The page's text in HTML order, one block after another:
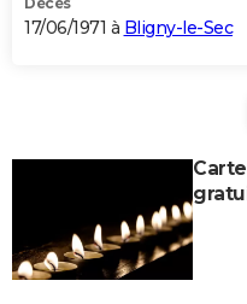
17/06/1971 à Bligny-le-Sec